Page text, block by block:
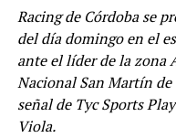
Racing de Córdoba se
del día domingo en el
ante el líder de la zona
Nacional San Martín de
señal de Tyc Sports
Viola.